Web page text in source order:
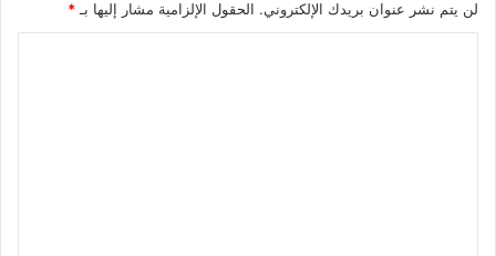
لن يتم نشر عنوان بريدك الإلكتروني. الحقول الإلزامية مشار إليها بـ*